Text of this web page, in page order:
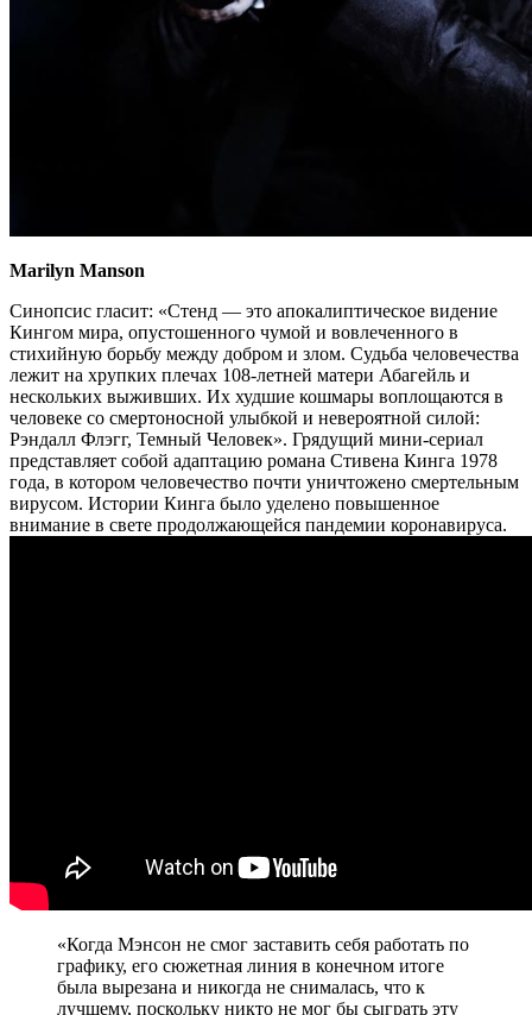
Marilyn Manson
Синопсис гласит: «Стенд — это апокалиптическое видение
Кингом мира, опустошенного чумой и вовлеченного в
стихийную борьбу между добром и злом. Судьба человечества
лежит на хрупких плечах 108-летней матери Абагейль и
нескольких выживших. Их худшие кошмары воплощаются в
человеке со смертоносной улыбкой и невероятной силой:
Рэндалл Флэгг, Темный Человек». Грядущий мини-сериал
представляет собой адаптацию романа Стивена Кинга 1978
года, в котором человечество почти уничтожено смертельным
вирусом. Истории Кинга было уделено повышенное
внимание в свете продолжающейся пандемии коронавируса.
«Когда Мэнсон не смог заставить себя работать по
графику, его сюжетная линия в конечном итоге
была вырезана и никогда не снималась, что к
лучшему, поскольку никто не мог бы сыграть эту